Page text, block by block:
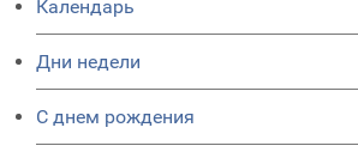
Календарь
Дни недели
C днем рождения